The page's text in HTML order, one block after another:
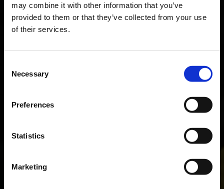
may combine it with other information that you’ve
provided to them or that they’ve collected from your use
of their services.
Selection
Necessary
Preferences
Statistics
Marketing